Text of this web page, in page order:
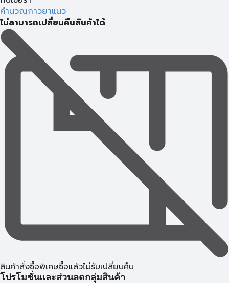
คำนวณกาวยาแนว
ไม่สามารถเปลี่ยนคืนสินค้าได้
สินค้าสั่งซื้อพิเศษซื้อแล้วไม่รับเปลี่ยนคืน
โปรโมชั่นและส่วนลดกลุ่มสินค้า